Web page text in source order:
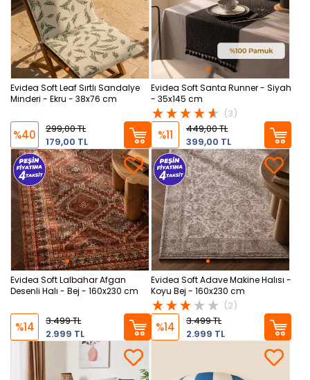
Evidea Soft Leaf Sırtlı Sandalye
Minderi - Ekru - 38x76 cm
%40
299,00 TL
179,00 TL
Evidea Soft Santa Runner - Siyah
- 35x145 cm
(3)
%11
449,00 TL
399,00 TL
Evidea Soft Lalbahar Afgan
Desenli Halı - Bej - 160x230 cm
%14
3.499 TL
2.999 TL
Evidea Soft Adave Makine Halısı -
Koyu Bej - 160x230 cm
(2)
%14
3.499 TL
2.999 TL